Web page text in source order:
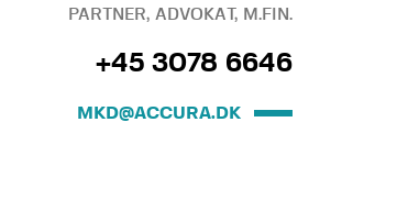
PARTNER, ADVOKAT, M.FIN.
+45 3078 6646
MKD@ACCURA.DK